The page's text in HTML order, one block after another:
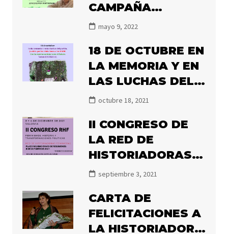
CAMPAÑA
#ILLANESALNACIO
mayo 9, 2022
18 DE OCTUBRE EN
LA MEMORIA Y EN
LAS LUCHAS DEL
PUEBLO.
octubre 18, 2021
II CONGRESO DE
LA RED DE
HISTORIADORAS
FEMINISTAS 2021
septiembre 3, 2021
CARTA DE
FELICITACIONES A
LA HISTORIADORA